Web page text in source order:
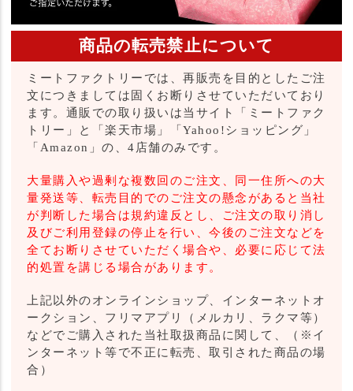
商品の転売禁止について
ミートファクトリーでは、再販売を目的としたご注
文につきましては固くお断りさせていただいており
ます。通販での取り扱いは当サイト「ミートファク
トリー」と「楽天市場」「Yahoo!ショッピング」
「Amazon」の、4店舗のみです。
大量購入や過剰な複数回のご注文、同一住所への大
量発送等、転売目的でのご注文の懸念があると当社
が判断した場合は規約違反とし、ご注文の取り消し
及びご利用登録の停止を行い、今後のご注文などを
全てお断りさせていただく場合や、必要に応じて法
的処置を講じる場合があります。
上記以外のオンラインショップ、インターネットオ
ークション、フリマアプリ（メルカリ、ラクマ等）
などでご購入された当社取扱商品に関して、（※イ
ンターネット等で不正に転売、取引された商品の場
合）